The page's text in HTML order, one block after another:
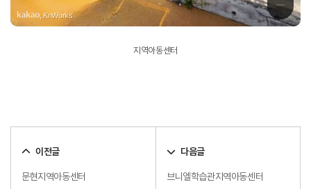
, KnWorks
지역아동센터
이전글
문현지역아동센터
다음글
브니엘학습관지역아동센터